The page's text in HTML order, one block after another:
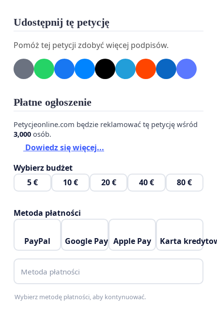
Udostępnij tę petycję
Pomóż tej petycji zdobyć więcej podpisów.
Płatne ogłoszenie
Petycjeonline.com będzie reklamować tę petycję wśród
3,000 osób.
Dowiedz się więcej...
Wybierz budżet
5 €
10 € 20 € 40 € 80 €
Metoda płatności
PayPal Google Pay Apple Pay Karta
Metoda płatności
Wybierz metodę płatności, aby kontynuować.